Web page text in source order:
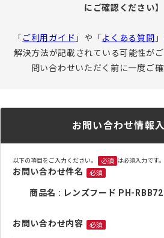
にご確認ください】
「 ご利用ガイド 」や「 よくある質問
解決方法が記載されている可能性が
問い合わせいただく前に一度ご確
お問い合わせ情報
以下の項目をご入力ください。 必須 は必須入力です。
お問い合わせ件名 必須
商品名 : レンズフード PH-
お問い合わせ内容 必須